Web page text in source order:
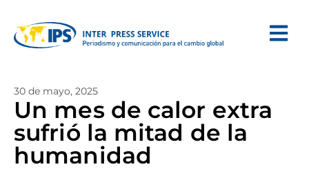
30 de mayo, 2025
Un mes de calor extra
sufrió la mitad de la
humanidad